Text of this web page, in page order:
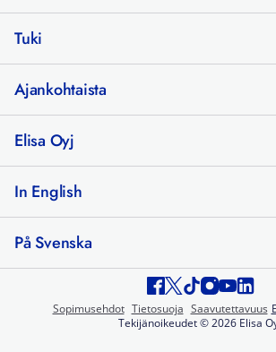
Tuki
Ajankohtaista
Elisa Oyj
In English
På Svenska
Sopimusehdot Tietosuoja Saavutettavuus
Tekijänoikeudet © 2026 Elisa